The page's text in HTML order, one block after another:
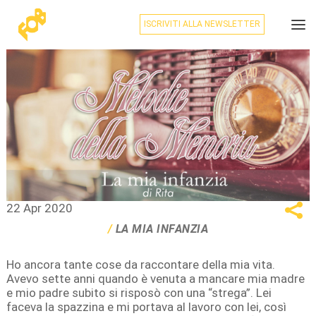
ISCRIVITI ALLA NEWSLETTER
LA MIA INFANZIA
22 Apr 2020
Ho ancora tante cose da raccontare della mia vita.
Avevo sette anni quando è venuta a mancare mia madre
e mio padre subito si risposò con una “strega”. Lei
faceva la spazzina e mi portava al lavoro con lei, così